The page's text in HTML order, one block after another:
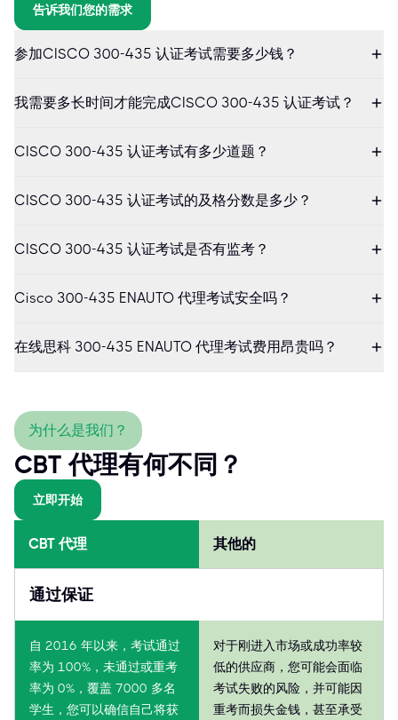
告诉我们您的需求
参加CISCO 300-435 认证考试需要多少钱？
我需要多长时间才能完成CISCO 300-435 认证考试？
CISCO 300-435 认证考试有多少道题？
CISCO 300-435 认证考试的及格分数是多少？
CISCO 300-435 认证考试是否有监考？
Cisco 300-435 ENAUTO 代理考试安全吗？
在线思科 300-435 ENAUTO 代理考试费用昂贵吗？
为什么是我们？
CBT 代理有何不同？
立即开始
CBT 代理 其他的
通过保证
自 2016 年以来，考试通过
率为 100%，未通过或重考
率为 0%，覆盖 7000 多名
学生，您可以确信自己将获
对于刚进入市场或成功率较
低的供应商，您可能会面临
考试失败的风险，并可能因
重考而损失金钱，甚至承受